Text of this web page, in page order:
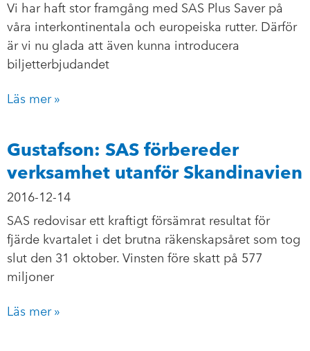
Vi har haft stor framgång med SAS Plus Saver på
våra interkontinentala och europeiska rutter. Därför
är vi nu glada att även kunna introducera
biljetterbjudandet
Läs mer »
Gustafson: SAS förbereder
verksamhet utanför Skandinavien
2016-12-14
SAS redovisar ett kraftigt försämrat resultat för
fjärde kvartalet i det brutna räkenskapsåret som tog
slut den 31 oktober. Vinsten före skatt på 577
miljoner
Läs mer »